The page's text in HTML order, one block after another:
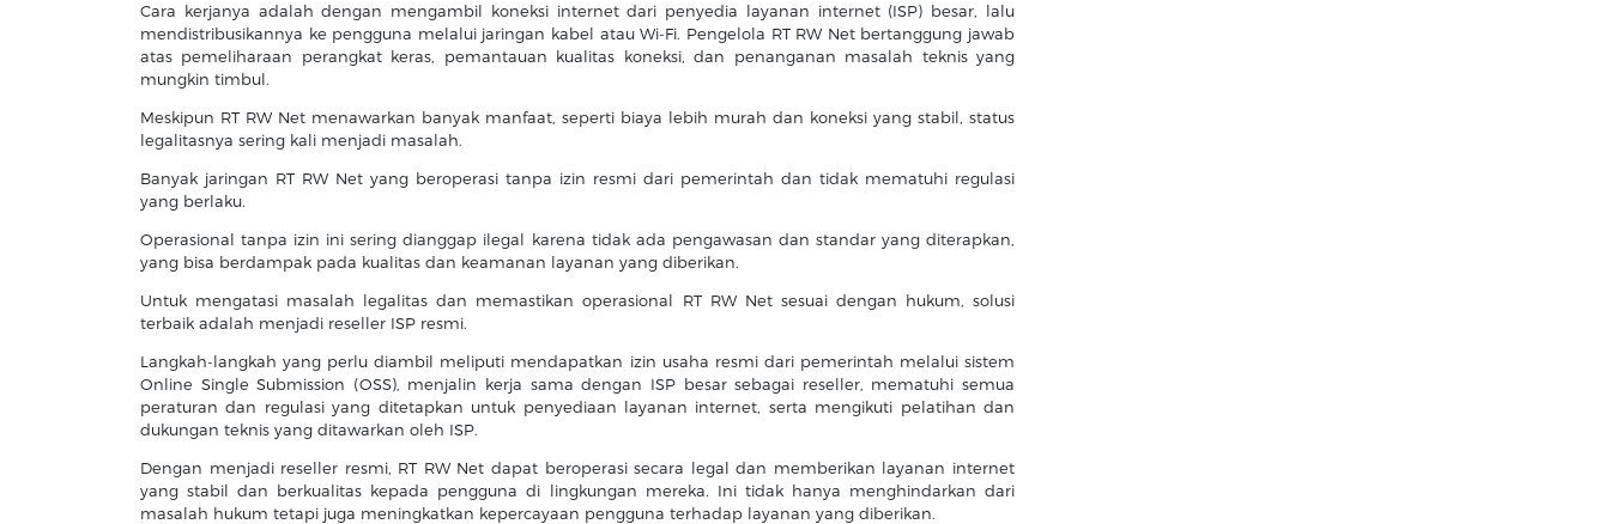
Cara kerjanya adalah dengan mengambil koneksi internet dari penyedia layanan internet (ISP) besar, lalu
mendistribusikannya ke pengguna melalui jaringan kabel atau Wi-Fi. Pengelola RT RW Net bertanggung jawab
atas pemeliharaan perangkat keras, pemantauan kualitas koneksi, dan penanganan masalah teknis yang
mungkin timbul.
Meskipun RT RW Net menawarkan banyak manfaat, seperti biaya lebih murah dan koneksi yang stabil, status
legalitasnya sering kali menjadi masalah.
Banyak jaringan RT RW Net yang beroperasi tanpa izin resmi dari pemerintah dan tidak mematuhi regulasi
yang berlaku.
Operasional tanpa izin ini sering dianggap ilegal karena tidak ada pengawasan dan standar yang diterapkan,
yang bisa berdampak pada kualitas dan keamanan layanan yang diberikan.
Untuk mengatasi masalah legalitas dan memastikan operasional RT RW Net sesuai dengan hukum, solusi
terbaik adalah menjadi reseller ISP resmi.
Langkah-langkah yang perlu diambil meliputi mendapatkan izin usaha resmi dari pemerintah melalui sistem
Online Single Submission (OSS), menjalin kerja sama dengan ISP besar sebagai reseller, mematuhi semua
peraturan dan regulasi yang ditetapkan untuk penyediaan layanan internet, serta mengikuti pelatihan dan
dukungan teknis yang ditawarkan oleh ISP.
Dengan menjadi reseller resmi, RT RW Net dapat beroperasi secara legal dan memberikan layanan internet
yang stabil dan berkualitas kepada pengguna di lingkungan mereka. Ini tidak hanya menghindarkan dari
masalah hukum tetapi juga meningkatkan kepercayaan pengguna terhadap layanan yang diberikan.